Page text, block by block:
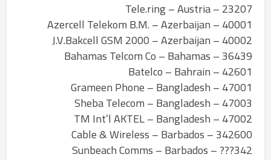
23207 – Tele.ring – Austria
40001 – Azercell Telekom B.M. – Azerbaijan
40002 – J.V.Bakcell GSM 2000 – Azerbaijan
36439 – Bahamas Telcom Co – Bahamas
42601 – Batelco – Bahrain
47001 – Grameen Phone – Bangladesh
47003 – Sheba Telecom – Bangladesh
47002 – TM Int’l AKTEL – Bangladesh
342600 – Cable & Wireless – Barbados
342??? – Sunbeach Comms – Barbados